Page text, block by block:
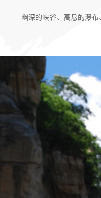
幽深的峡谷、高悬的瀑